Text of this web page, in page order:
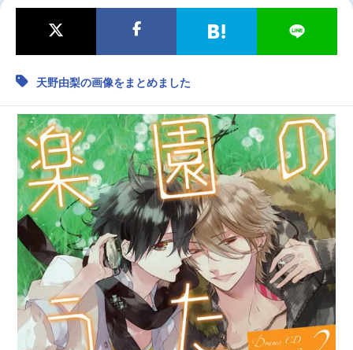
マンガ・ラノベ ゲーム・アプリ 音楽 コスプレ
2.5次元 配信・Vtuber
最新記事一覧
アニメ記事一覧 声優記事一覧
アニメ映画一覧 実写化映画一覧
今期アニメ曜日別一覧
春アニメ 夏アニメ
秋アニメ 冬アニメ
男性声優/女性声優一覧
天野由梨の画像をまとめました